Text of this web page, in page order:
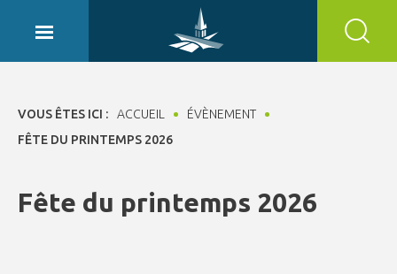
VOUS ÊTES ICI : ACCUEIL
ÉVÈNEMENT
FÊTE DU PRINTEMPS 2026
Fête du printemps 2026
Panneau de gestion des cookies